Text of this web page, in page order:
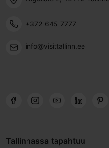
+372 645 7777
info@visittallinn.ee
Tallinnassa tapahtuu